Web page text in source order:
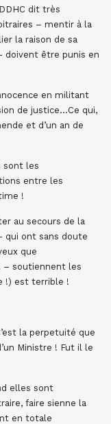
dit très
– mentir à la
la raison de sa
doivent être punis en
en militant
de justice…Ce qui,
et d’un an de
sont les
entre les
!
au secours de la
qui ont sans doute
que
– soutiennent les
!) est terrible !
la perpetuité que
Ministre ! Fut il le
elles sont
faire sienne la
en totale